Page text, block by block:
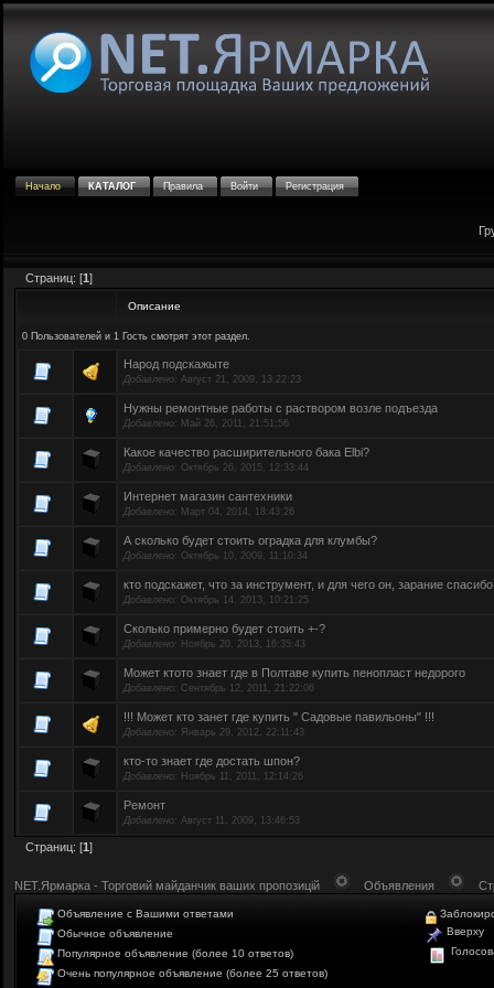
Начало КАТАЛОГ Правила Войти Регистрация
Страниц: [1]
Описание
0 Пользователей и 1 Гость смотрят этот раздел.
Народ подскажыте
Добавлено: Август 21, 2009, 13:22:23
Нужны ремонтные работы с раствором возле подъезда
Добавлено: Май 26, 2011, 21:51:56
Какое качество расширительного бака Elbi?
Добавлено: Октябрь 26, 2015, 12:33:44
Интернет магазин сантехники
Добавлено: Март 04, 2014, 18:43:26
А сколько будет стоить оградка для клумбы?
Добавлено: Октябрь 10, 2009, 11:10:34
кто подскажет, что за инструмент, и для чего он, зарание спасибо
Добавлено: Октябрь 14, 2013, 10:21:25
Сколько примерно будет стоить +-?
Добавлено: Ноябрь 20, 2013, 16:35:43
Может ктото знает где в Полтаве купить пенопласт недорого
Добавлено: Сентябрь 12, 2011, 21:22:06
!!! Может кто занет где купить " Садовые павильоны" !!!
Добавлено: Январь 29, 2012, 22:11:43
кто-то знает где достать шпон?
Добавлено: Ноябрь 11, 2011, 12:14:26
Ремонт
Добавлено: Август 11, 2009, 13:46:53
Страниц: [1]
NET.Ярмарка - Торговий майданчик ваших пропозицій Объявления
Объявление с Вашими ответами
Обычное объявление
Популярное объявление (более 10 ответов)
Очень популярное объявление (более 25 ответов)
Вверху